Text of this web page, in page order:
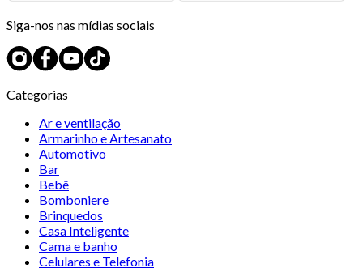
Siga-nos nas mídias sociais
Categorias
Ar e ventilação
Armarinho e Artesanato
Automotivo
Bar
Bebê
Bomboniere
Brinquedos
Casa Inteligente
Cama e banho
Celulares e Telefonia